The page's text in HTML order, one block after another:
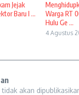
Jejak
Baru I ...
Warga RT
Hulu Ge ...
4 Agustus
akan